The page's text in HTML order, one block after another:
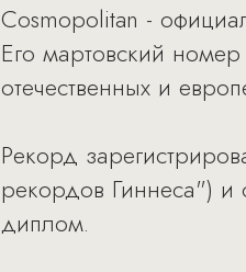
Cosmopolitan -
Его мартовский
отечественных и
Рекорд
рекордов Гиннеса")
диплом.